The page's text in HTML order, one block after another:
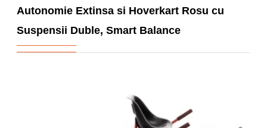
Autonomie Extinsa si Hoverkart Rosu cu
Suspensii Duble, Smart Balance